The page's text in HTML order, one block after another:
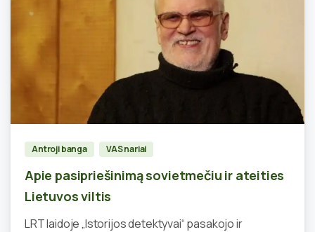
Antroji banga VAS nariai
Apie pasipriešinimą sovietmečiu ir ateities
Lietuvos viltis
LRT laidoje „Istorijos detektyvai“ pasakojo ir